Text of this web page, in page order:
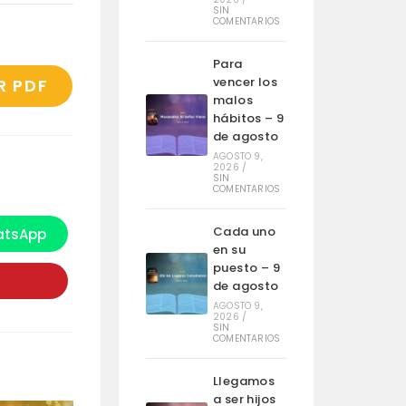
PDF
SIN
COMENTARIOS
Para
vencer los
malos
hábitos – 9
de agosto
AGOSTO 9,
2026 /
SIN
COMENTARIOS
Cada uno
en su
puesto – 9
de agosto
AGOSTO 9,
2026 /
SIN
COMENTARIOS
Llegamos
a ser hijos